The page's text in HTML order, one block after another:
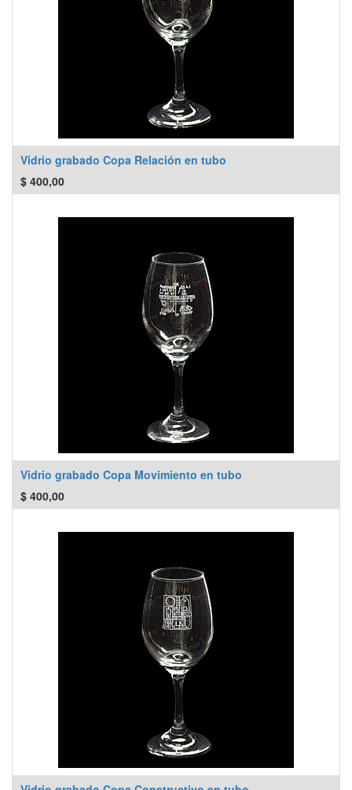
Vidrio grabado Copa Relación en tubo
$ 400,00
Vidrio grabado Copa Movimiento en tubo
$ 400,00